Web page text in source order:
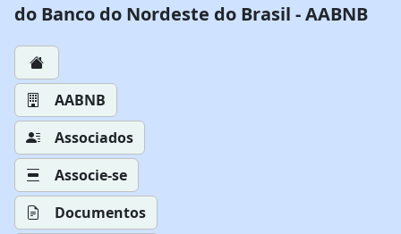
do Banco do Nordeste do Brasil - AABNB
AABNB
Associados
Associe-se
Documentos